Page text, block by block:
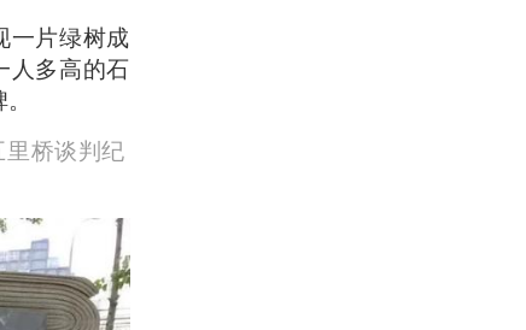
一片绿树成
人多高的石
桥谈判纪